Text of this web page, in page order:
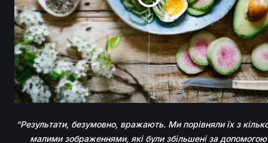
“Результати, безумовно, вражають. Ми порівняли їх з
малими зображеннями, які були збільшені за допомогою